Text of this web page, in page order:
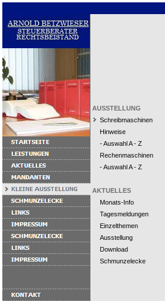
AUSSTELLUNG
Schreibmaschinen
Hinweise
- Auswahl A - Z
Rechenmaschinen
- Auswahl A - Z
AKTUELLES
Monats-Info
Tagesmeldungen
Einzelthemen
Ausstellung
Download
Schmunzelecke